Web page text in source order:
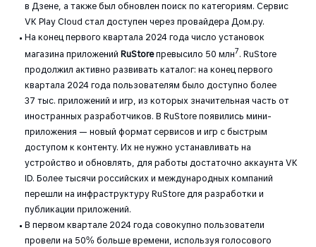
в Дзене, а также был обновлен поиск по категориям. Сервис
VK Play Cloud стал доступен через провайдера Дом.ру.
На конец первого квартала 2024 года число установок
магазина приложений RuStoreпревысило 50 млн7. RuStore
продолжил активно развивать каталог: на конец первого
квартала 2024 года пользователям было доступно более
37 тыс. приложений и игр, из которых значительная часть от
иностранных разработчиков. В RuStore появились мини-
приложения — новый формат сервисов и игр с быстрым
доступом к контенту. Их не нужно устанавливать на
устройство и обновлять, для работы достаточно аккаунта VK
ID. Более тысячи российских и международных компаний
перешли на инфраструктуру RuStore для разработки и
публикации приложений.
В первом квартале 2024 года совокупно пользователи
провели на 50% больше времени, используя голосового